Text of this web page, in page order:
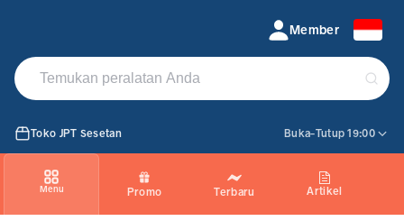
Member
Toko JPT Sesetan Buka-Tutup 19:00
Menu Promo Terbaru Artikel